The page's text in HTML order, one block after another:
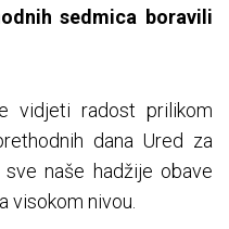
sedmica boravili
vidjeti radost prilikom
dana Ured za
naše hadžije obave
visokom nivou.